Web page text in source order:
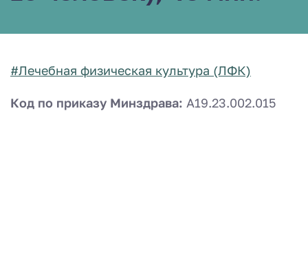
#Лечебная физическая культура (ЛФК)
Код по приказу Минздрава: A19.23.002.015